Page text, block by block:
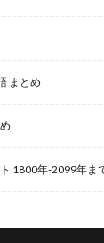
まとめ
1800年-2099年ま